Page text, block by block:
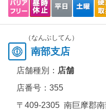
（なんぶしてん）
南部支店
店舗種別： 店舗
店番号：355
〒409-2305 南巨摩郡